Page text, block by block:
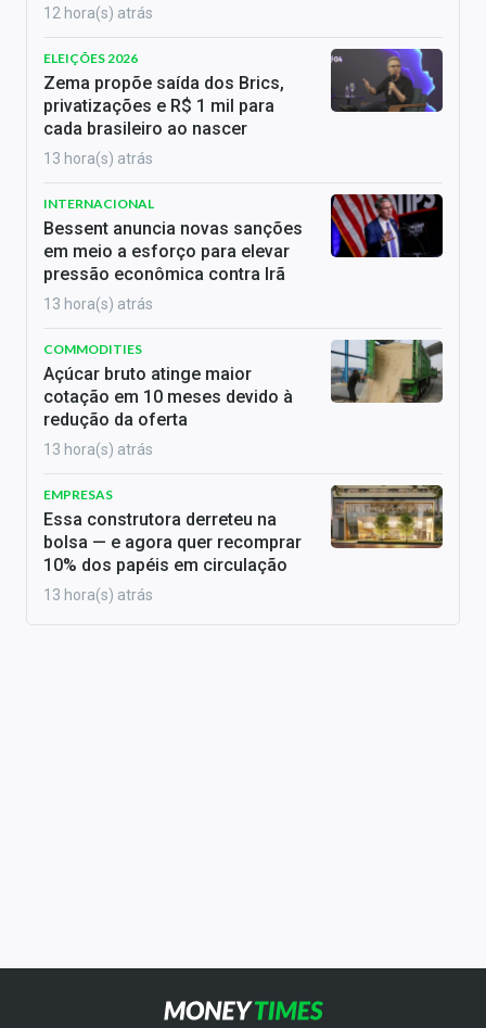
12 hora(s) atrás
ELEIÇÕES 2026
Zema propõe saída dos Brics,
privatizações e R$ 1 mil para
cada brasileiro ao nascer
13 hora(s) atrás
INTERNACIONAL
Bessent anuncia novas sanções
em meio a esforço para elevar
pressão econômica contra Irã
13 hora(s) atrás
COMMODITIES
Açúcar bruto atinge maior
cotação em 10 meses devido à
redução da oferta
13 hora(s) atrás
EMPRESAS
Essa construtora derreteu na
bolsa — e agora quer recomprar
10% dos papéis em circulação
13 hora(s) atrás